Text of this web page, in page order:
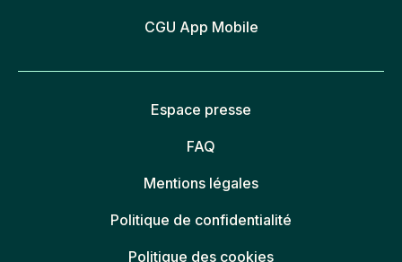
CGU App Mobile
Espace presse
FAQ
Mentions légales
Politique de confidentialité
Politique des cookies